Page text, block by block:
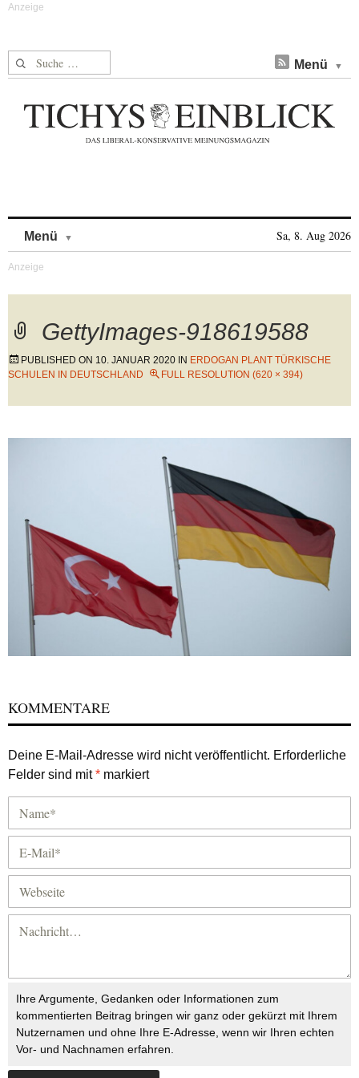
Suche nach: Menü
Menü Sa, 8. Aug 2026
GettyImages-918619588
PUBLISHED ON 10. JANUAR 2020 IN ERDOGAN PLANT TÜRKISCHE
SCHULEN IN DEUTSCHLAND
FULL RESOLUTION (620 × 394)
KOMMENTARE
Deine E-Mail-Adresse wird nicht veröffentlicht. Erforderliche
Felder sind mit* markiert
Ihre Argumente, Gedanken oder Informationen zum
kommentierten Beitrag bringen wir ganz oder gekürzt mit Ihrem
Nutzernamen und ohne Ihre E-Adresse, wenn wir Ihren echten
Vor- und Nachnamen erfahren.